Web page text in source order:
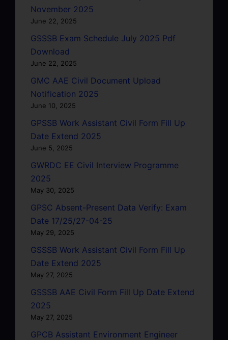
November 2025
June 22, 2025
GSSSB Exam Schedule July 2025 Pdf
Download
June 22, 2025
GMC AAE Civil Document Upload
Notification 2025
June 10, 2025
GPSSB Work Assistant Civil Form Fill Up
Date Extend 2025
June 5, 2025
GWRDC EE Civil Interview Programme
2025
May 30, 2025
GPSC Absent-Present Data Verify: Exam
Date 17/25/27-04-25
May 29, 2025
GSSSB Work Assistant Civil Form Fill Up
Date Extend 2025
May 27, 2025
GSSSB AAE Civil Form Fill Up Date Extend
2025
May 27, 2025
GPCB Assistant Environment Engineer